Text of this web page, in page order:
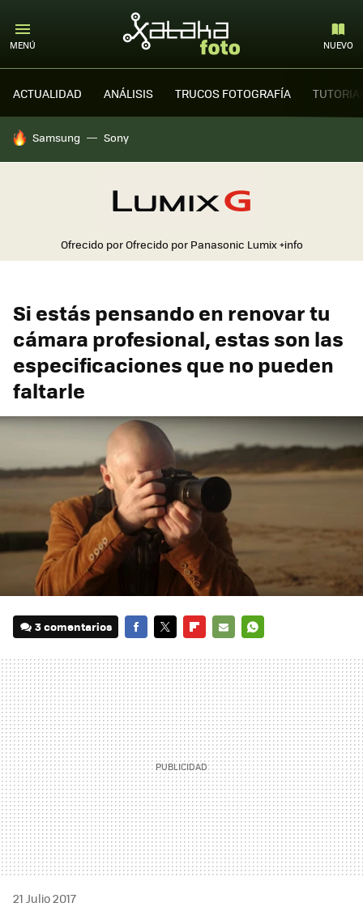
MENÚ NUEVO
ACTUALIDAD ANÁLISIS TRUCOS FOTOGRAFÍA
HOY SE HABLA DE
Samsung Sony
Ofrecido por Ofrecido por Panasonic Lumix+info
Si estás pensando en renovar tu
cámara profesional, estas son las
especificaciones que no pueden
faltarle
3 comentarios
MAIL
21 Julio 2017